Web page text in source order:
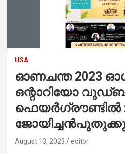
USA
ഓണചന്ത 2023
ഒന്റാറിയോ
ഫെയർഗ്രൗണ്ടിൽ
August 13, 2023 editor